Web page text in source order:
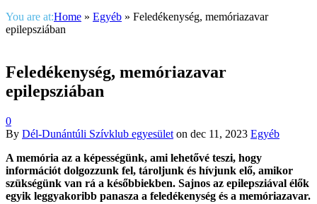
You are at:Home » Egyéb » Feledékenység, memóriazavar
epilepsziában
Feledékenység, memóriazavar
epilepsziában
0
By Dél-Dunántúli Szívklub egyesület on dec 11, 2023 Egyéb
A memória az a képességünk, ami lehetővé teszi, hogy
információt dolgozzunk fel, tároljunk és hívjunk elő, amikor
szükségünk van rá a későbbiekben. Sajnos az epilepsziával élők
egyik leggyakoribb panasza a feledékenység és a memóriazavar.